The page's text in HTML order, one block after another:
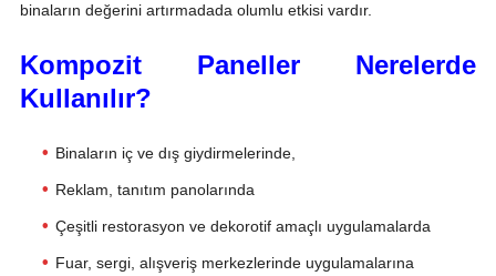
binaların değerini artırmadada olumlu etkisi vardır.
Kompozit Paneller Nerelerde
Kullanılır?
Binaların iç ve dış giydirmelerinde,
Reklam, tanıtım panolarında
Çeşitli restorasyon ve dekorotif amaçlı uygulamalarda
Fuar, sergi, alışveriş merkezlerinde uygulamalarına